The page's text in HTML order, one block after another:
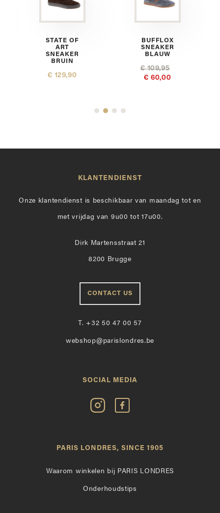
STATE OF
ART
SNEAKER
BRUIN
€ 129,90
BUFFLOX
SNEAKER
BLAUW
€ 109,95
€ 60,00
KLANTENDIENST
Onze klantendienst is beschikbaar van maandag tot en
met vrijdag van 9u00 tot 17u00.
Dirk Martensstraat 21
8200 Brugge
CONTACT US
T. +32 50 47 00 57
webshop@parislondres.be
SOCIAL MEDIA
Volg
Paris
Instagram
Vind
op
PARIS LONDRES, SINCE 1905
Waarom winkelen bij PARIS LONDRES
Onderhoudstips